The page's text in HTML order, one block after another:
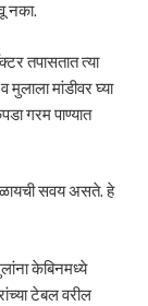
नका.
तपासतात त्या
मांडीवर घ्या
गरम पाण्यात
सवय असते. हे
केबिनमध्ये
टेबल वरील